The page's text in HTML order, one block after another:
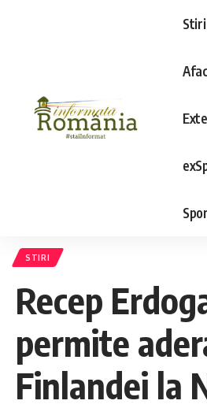
Stiri
STIRI
Recep
permite
Finlandei la